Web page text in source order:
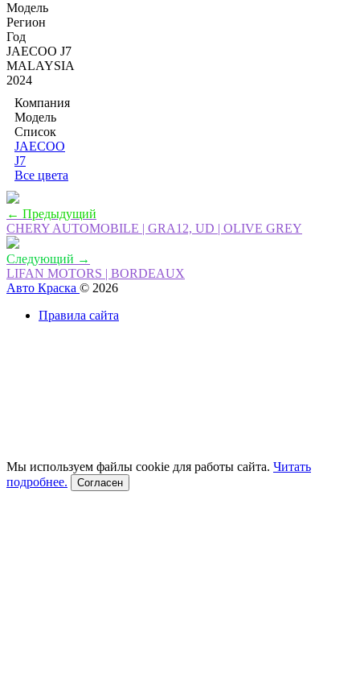
Moдель
Регион
Год
JAECOO J7
MALAYSIA
2024
Компания
Модель
Список
JAECOO
J7
Все цвета
← Предыдущий
CHERY AUTOMOBILE | GRA12, UD | OLIVE GREY
Следующий →
LIFAN MOTORS | BORDEAUX
Авто Краска © 2026
Правила сайта
Мы используем файлы cookie для работы сайта. Читать
подробнее.
Согласен